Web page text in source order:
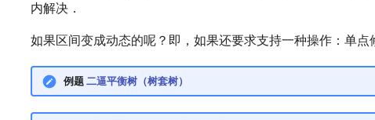
内解决．
如果区间变成动态的呢？即，如果还要求支持一种操作：单点
例题 二逼平衡树（树套树）